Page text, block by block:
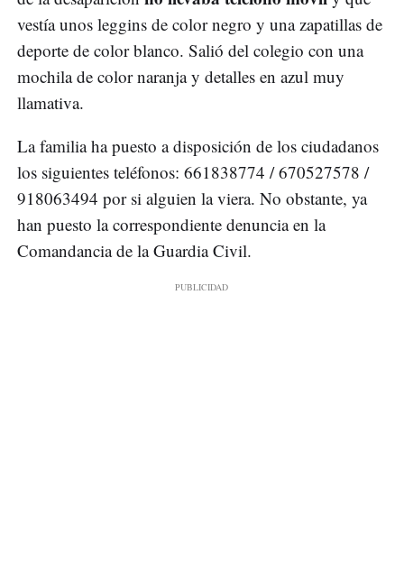
vestía unos leggins de color negro y una zapatillas de
deporte de color blanco. Salió del colegio con una
mochila de color naranja y detalles en azul muy
llamativa.
La familia ha puesto a disposición de los ciudadanos
los siguientes teléfonos: 661838774 / 670527578 /
918063494 por si alguien la viera. No obstante, ya
han puesto la correspondiente denuncia en la
Comandancia de la Guardia Civil.